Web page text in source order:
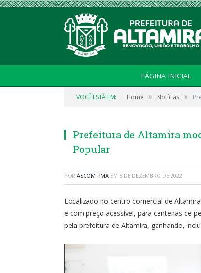
PÁGINA INICIAL
VOCÊ ESTÁ EM: Home » Notícias »
Prefeitura de Altamira
Popular
POR ASCOM PMA EM 5 DE DEZEMBRO DE 2022
Localizado no centro comercial de
e com preço acessível, para centenas de
pela prefeitura de Altamira, ganhando,